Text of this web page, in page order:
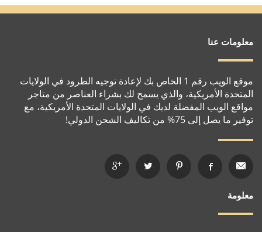
معلومات عنا
موقع الويب رقم 1 الخاص بك لإعادة توجيه الطرود في الولايات
المتحدة الأمريكية، والذي يسمح لك بشراء العناصر من متاجر
مواقع الويب المفضلة لديك في الولايات المتحدة الأمريكية، مع
توفير ما يصل إلى 75% من تكاليف الشحن الدولي!
معلومة